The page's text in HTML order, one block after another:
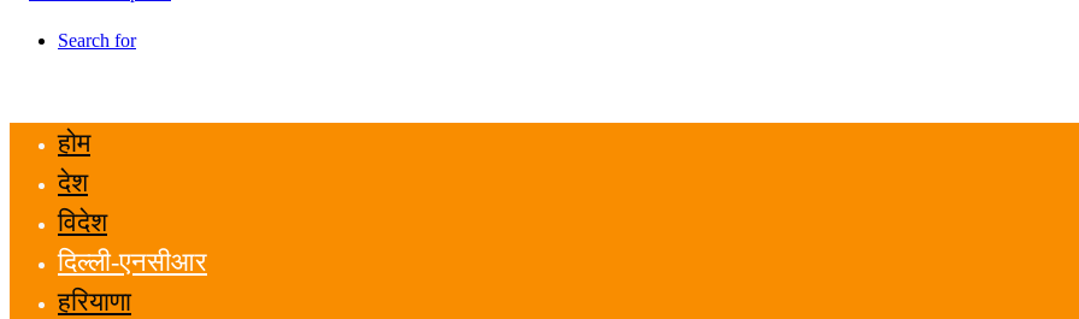
Search for
होम
देश
विदेश
दिल्ली-एनसीआर
हरियाणा